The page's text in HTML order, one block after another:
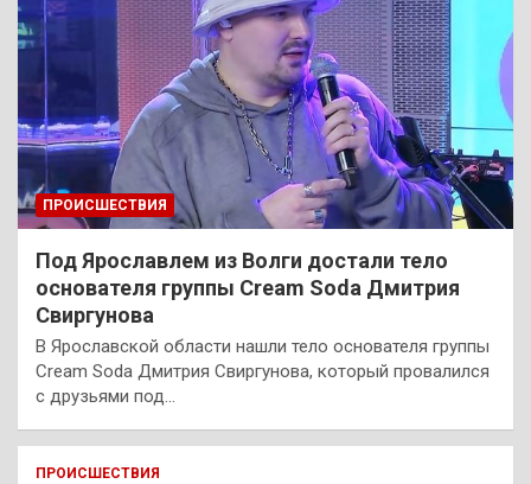
ПРОИСШЕСТВИЯ
Под Ярославлем из Волги достали тело
основателя группы Cream Soda Дмитрия
Свиргунова
В Ярославской области нашли тело основателя группы
Cream Soda Дмитрия Свиргунова, который провалился
с друзьями под…
ПРОИСШЕСТВИЯ